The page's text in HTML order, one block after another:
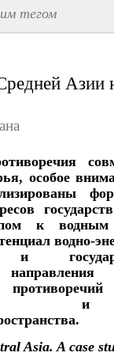
тегом
Азии
особое
к водным
водно-
и
и
Asia. A case